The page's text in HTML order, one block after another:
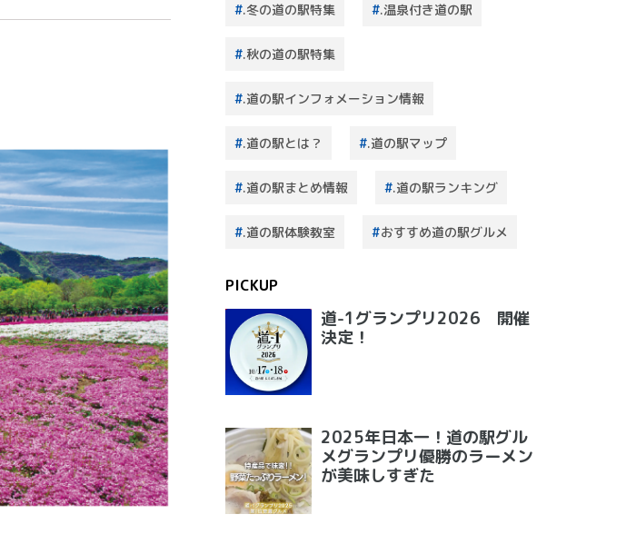
.冬の道の駅特集 .温泉付き道の駅
.秋の道の駅特集
.道の駅インフォメーション情報
.道の駅とは？ .道の駅マップ
.道の駅まとめ情報 .道の駅ランキング
.道の駅体験教室 おすすめ道の駅グルメ
PICKUP
道-1グランプリ2026 開催
決定！
2025年日本一！道の駅グル
メグランプリ優勝のラーメン
が美味しすぎた